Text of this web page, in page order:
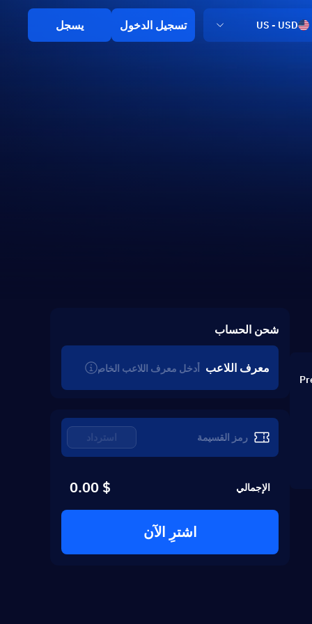
US - USD تسجيل الدخول يسجل
شحن الحساب
معرف اللاعب
استرداد
الإجمالي $ 0.00
اشترِ الآن